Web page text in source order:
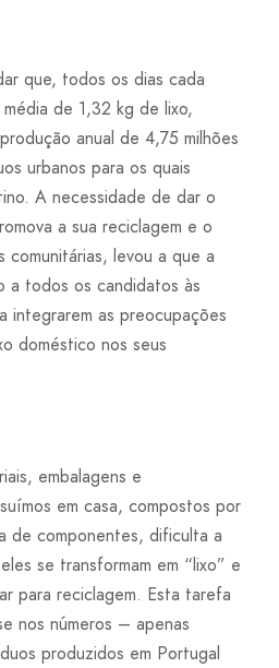
que, todos os dias cada
de 1,32 kg de lixo,
anual de 4,75 milhões
urbanos para os quais
A necessidade de dar o
a sua reciclagem e o
comunitárias, levou a que a
a todos os candidatos às
integrarem as preocupações
doméstico nos seus
embalagens e
em casa, compostos por
de componentes, dificulta a
se transformam em “lixo” e
para reciclagem. Esta tarefa
nos números – apenas
produzidos em Portugal